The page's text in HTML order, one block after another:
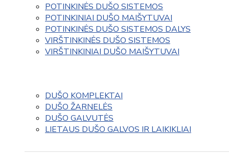
POTINKINĖS DUŠO SISTEMOS
POTINKINIAI DUŠO MAIŠYTUVAI
POTINKINĖS DUŠO SISTEMOS DALYS
VIRŠTINKINĖS DUŠO SISTEMOS
VIRŠTINKINIAI DUŠO MAIŠYTUVAI
DUŠO KOMPLEKTAI
DUŠO ŽARNELĖS
DUŠO GALVUTĖS
LIETAUS DUŠO GALVOS IR LAIKIKLIAI